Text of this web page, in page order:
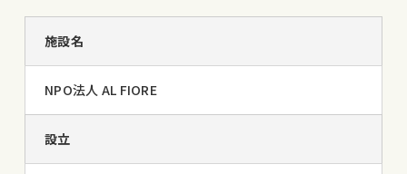
施設名
NPO法人 AL FIORE
設立